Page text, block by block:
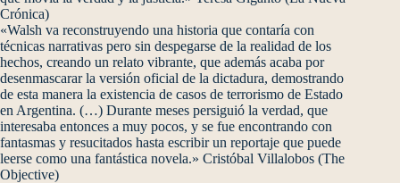
Crónica)
«Walsh va reconstruyendo una historia que contaría con
técnicas narrativas pero sin despegarse de la realidad de los
hechos, creando un relato vibrante, que además acaba por
desenmascarar la versión oficial de la dictadura, demostrando
de esta manera la existencia de casos de terrorismo de Estado
en Argentina. (…) Durante meses persiguió la verdad, que
interesaba entonces a muy pocos, y se fue encontrando con
fantasmas y resucitados hasta escribir un reportaje que puede
leerse como una fantástica novela.» Cristóbal Villalobos (The
Objective)